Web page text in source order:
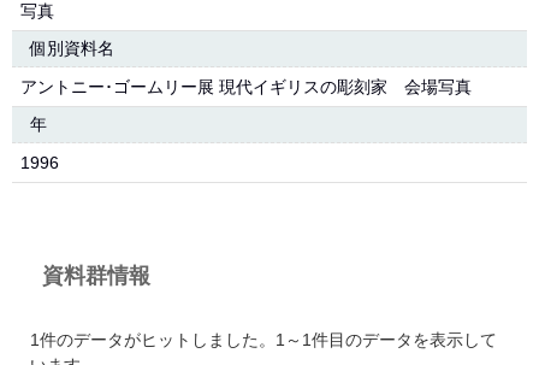
写真
個別資料名
アントニー･ゴームリー展 現代イギリスの彫刻家 会場写真
年
1996
資料群情報
1件のデータがヒットしました。1～1件目のデータを表示して